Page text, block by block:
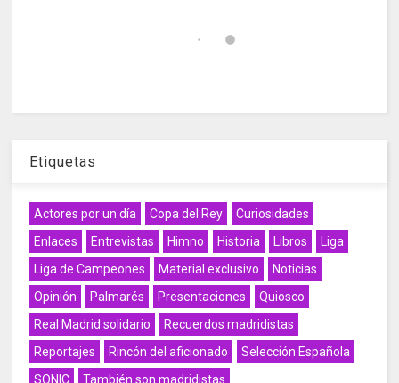
Etiquetas
Actores por un día Copa del Rey
Curiosidades
Enlaces
Entrevistas Himno Historia Libros
Liga
Liga de Campeones
Material exclusivo
Noticias
Opinión
Palmarés Presentaciones
Quiosco
Real Madrid solidario
Recuerdos madridistas
Reportajes
Rincón del aficionado
Selección Española
SONIC
También son madridistas